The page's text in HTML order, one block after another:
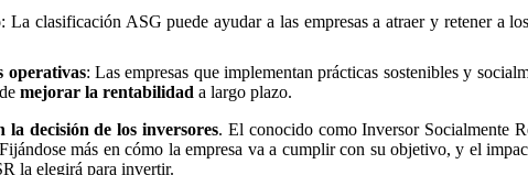
: La clasificación ASG puede ayudar a las empresas a atraer y retener a
operativas: Las empresas que implementan prácticas sostenibles y
mejorar la rentabilidad a largo plazo.
la decisión de los inversores. El conocido como Inversor Socialmente
más en cómo la empresa va a cumplir con su objetivo, y el
la elegirá para invertir.